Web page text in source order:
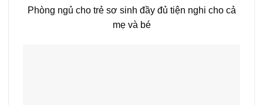
Phòng ngủ cho trẻ sơ sinh đầy đủ tiện nghi cho cả
mẹ và bé